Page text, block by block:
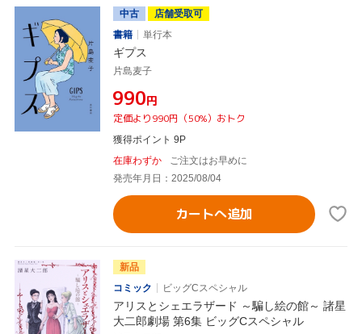
中古
店舗受取可
書籍
単行本
ギプス
片島麦子
¥990円
定価より990円（50%）おトク
獲得ポイント 9P
在庫わずか
ご注文はお早めに
発売年月日：2025/08/04
カートへ追加
新品
コミック
ビッグCスペシャル
アリスとシェエラザード ～騙し絵の館～ 諸星
大二郎劇場 第6集 ビッグCスペシャル